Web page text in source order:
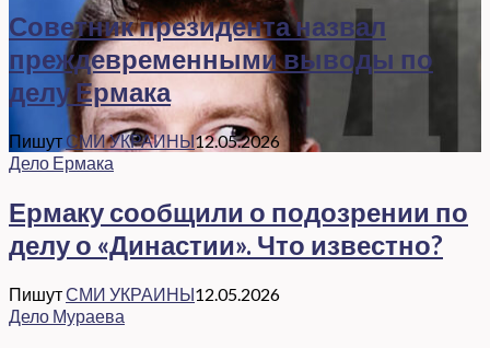
Советник президента назвал
преждевременными выводы по
делу Ермака
Пишут СМИ УКРАИНЫ12.05.2026
Дело Ермака
Ермаку сообщили о подозрении по
делу о «Династии». Что известно?
ПишутСМИ УКРАИНЫ12.05.2026
Дело Мураева